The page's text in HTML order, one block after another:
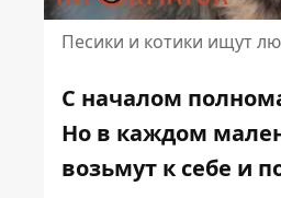
Песики и котики ищут
С началом
Но в каждом
возьмут к себе и